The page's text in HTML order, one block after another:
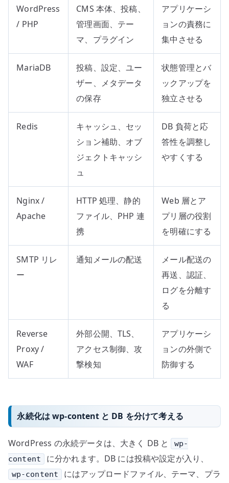
WordPress
/ PHP
CMS 本体、投稿、
管理画面、テー
マ、プラグイン
アプリケーシ
ョンの責務に
集中させる
MariaDB
投稿、設定、ユー
ザー、メタデータ
の保存
状態管理とバ
ックアップを
独立させる
Redis
キャッシュ、セッ
ション補助、オブ
ジェクトキャッシ
ュ
DB 負荷と応
答性を調整し
やすくする
Nginx /
Apache
HTTP 処理、静的
ファイル、PHP 連
携
Web 層とア
プリ層の役割
を明確にする
SMTP リレ
ー
通知メールの配送
メール配送の
再送、認証、
ログを分離す
る
Reverse
Proxy /
WAF
外部公開、TLS、
アクセス制御、攻
撃検知
アプリケーシ
ョンの外側で
防御する
永続化は wp-content と DB を分けて考える
WordPress の永続データは、大きく DB と
wp-
content
に分かれます。DB には投稿や設定が入り、
wp-content
にはアップロードファイル、テーマ、プラ